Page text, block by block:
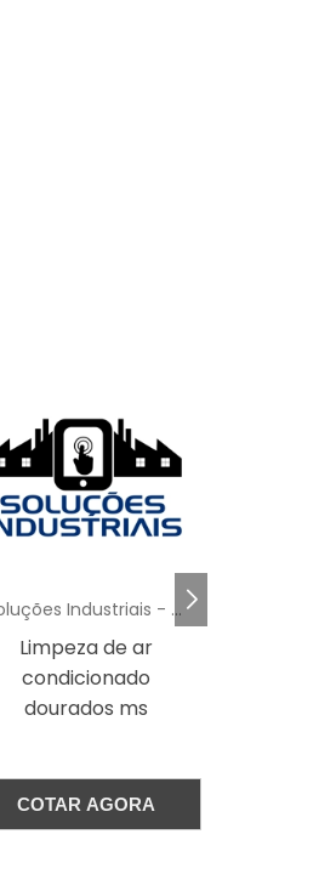
Soluções Industriais - AC
Climatizador de teto
COTAR AGORA